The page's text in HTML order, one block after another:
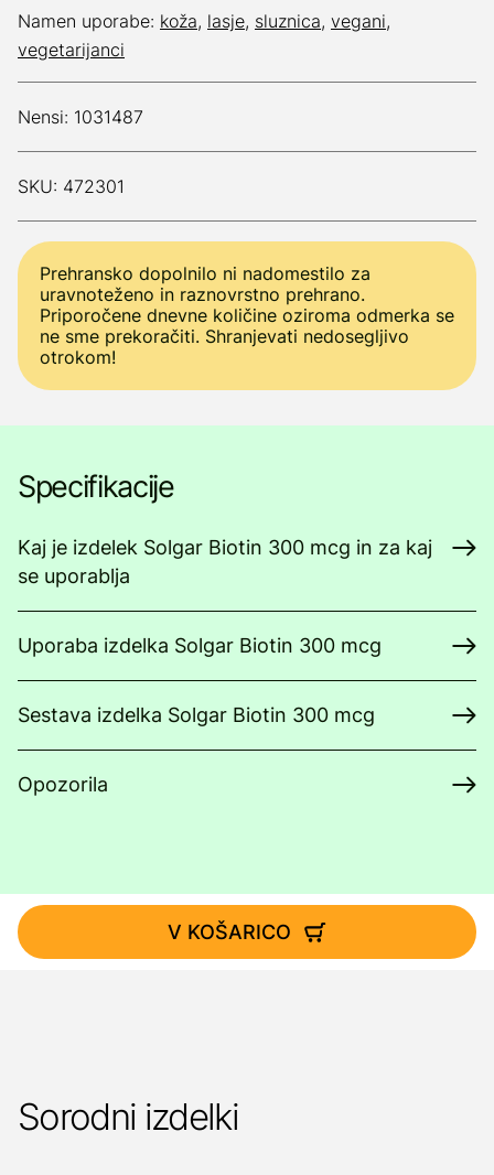
Namen uporabe: koža, lasje, sluznica, vegani,
vegetarijanci
Nensi: 1031487
SKU: 472301
Prehransko dopolnilo ni nadomestilo za
uravnoteženo in raznovrstno prehrano.
Priporočene dnevne količine oziroma odmerka se
ne sme prekoračiti. Shranjevati nedosegljivo
otrokom!
Specifikacije
Kaj je izdelek Solgar Biotin 300 mcg in za kaj
se uporablja
Uporaba izdelka Solgar Biotin 300 mcg
Sestava izdelka Solgar Biotin 300 mcg
Opozorila
V KOŠARICO
Sorodni izdelki